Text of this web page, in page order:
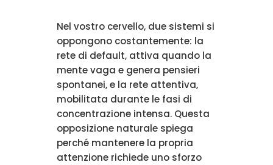
Nel vostro cervello, due sistemi si
oppongono costantemente: la
rete di default, attiva quando la
mente vaga e genera pensieri
spontanei, e la rete attentiva,
mobilitata durante le fasi di
concentrazione intensa. Questa
opposizione naturale spiega
perché mantenere la propria
attenzione richiede uno sforzo